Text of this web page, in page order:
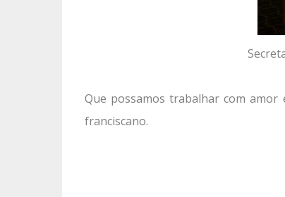
Que possamos trabalhar com amor
franciscano.